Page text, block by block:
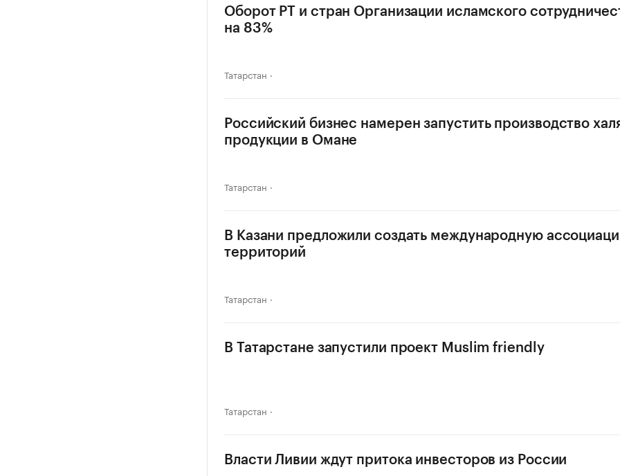
Оборот РТ и стран Организации исламского
на 83%
Татарстан
Российский бизнес намерен запустить производство
продукции в Омане
Татарстан
В Казани предложили создать международную
территорий
Татарстан
В Татарстане запустили проект Muslim friendly
Татарстан
Власти Ливии ждут притока инвесторов из России